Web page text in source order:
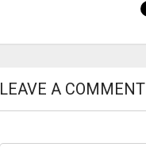
LEAVE A COMMENT